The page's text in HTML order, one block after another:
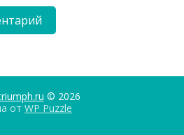
© 2026
от WP Puzzle